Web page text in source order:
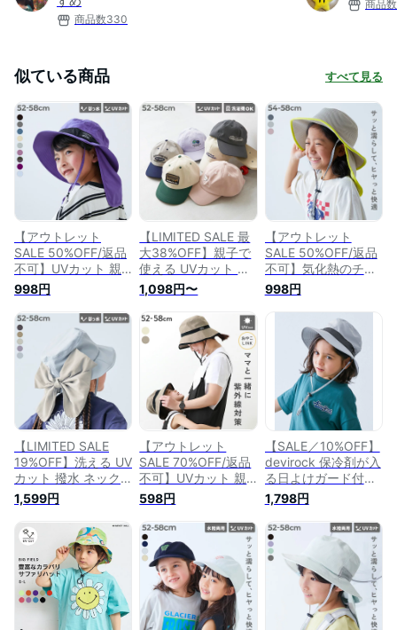
商品数330
商品数
似ている商品 すべて見る
【アウトレット
SALE 50%OFF/返品
不可】UVカット 親
子で使える 日よけ付
き 撥水 フェスハッ
ト 子供服 キッズ 男
の子 女の子 帽子 ハ
ット 25SS_UV 25ss_
ガールズトレンド
998円
【LIMITED SALE 最
大38%OFF】親子で
使える UVカット マ
シンウォッシャブル
キャップ 子供服 キ
ッズ 男の子 女の子
帽子 キャップ
26ss_girls 26ss_UV
1,098円〜
【アウトレット
SALE 50%OFF/返品
不可】気化熱のチカ
ラでひんやり UVカ
ット 保冷剤も入れら
れる日よけ付き ハッ
ト 子供服 キッズ 男
の子 女の子 帽子 ハ
998円
【LIMITED SALE
19%OFF】洗える UV
カット 撥水 ネック
カバーリボンハット
子供服 キッズ 女の
子 紫外線対策 熱中
症対策 帽子 ハット
26ss_UV特集
26summer_girls
1,599円
【アウトレット
SALE 70%OFF/返品
不可】UVカット 親
子で使える 折りたた
めるバケットハット
子供服 キッズ 男の
子 女の子 帽子 ハッ
ト 24SS_UV対策アイ
テム特集 24SS_猛暑
対策特集_帽子
25SS_UV 25ss_ガー
ルズトレンド
598円
【SALE／10%OFF】
devirock 保冷剤が入
る日よけガード付き
親子で使える 撥水
26SS デビロック 帽
子 ハット パープル
グレー ベージュ ブ
ルー ブラック ピン
1,798円